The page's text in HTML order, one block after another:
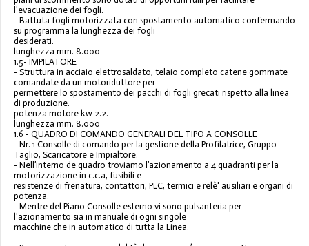
l'evacuazione dei fogli.
- Battuta fogli motorizzata con spostamento automatico confermando
su programma la lunghezza dei fogli
desiderati.
lunghezza mm. 8.000
1.5- IMPILATORE
- Struttura in acciaio elettrosaldato, telaio completo catene gommate
comandate da un motoriduttore per
permettere lo spostamento dei pacchi di fogli grecati rispetto alla linea
di produzione.
potenza motore kw 2.2.
lunghezza mm. 8.000
1.6 - QUADRO DI COMANDO GENERALI DEL TIPO A CONSOLLE
- Nr. 1 Consolle di comando per la gestione della Profilatrice, Gruppo
Taglio, Scaricatore e Impialtore.
- Nell’interno de quadro troviamo l ’azionamento a 4 quadranti per l a
motorizzazione in c.c.a, fusibili e
resistenze di frenatura, contattori, PLC, termici e relè' ausiliari e organi di
potenza.
- Mentre del Piano Consolle esterno vi sono pulsanteria per
l'azionamento sia in manuale di ogni singole
macchine che in automatico di tutta la Linea.